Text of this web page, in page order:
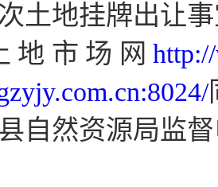
土地挂牌出让
地市场网
自然资源局监